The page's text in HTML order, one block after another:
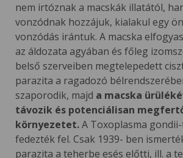
nem irtóznak a macskák illatától,
vonzódnak hozzájuk, kialakul egy
vonzódás irántuk. A macska
az áldozata agyában és főleg
belső szerveiben megtelepedett
parazita a ragadozó
szaporodik, majd a macska
távozik és potenciálisan
környezetet.A Toxoplasma
fedezték fel. Csak 1939- ben
parazita a teherbe esés előtti, ill. a